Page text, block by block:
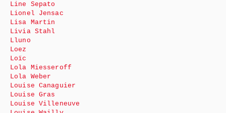
Line Sepato
Lionel Jensac
Lisa Martin
Livia Stahl
Lluno
Loez
Loïc
Lola Miesseroff
Lola Weber
Louise Canaguier
Louise Gras
Louise Villeneuve